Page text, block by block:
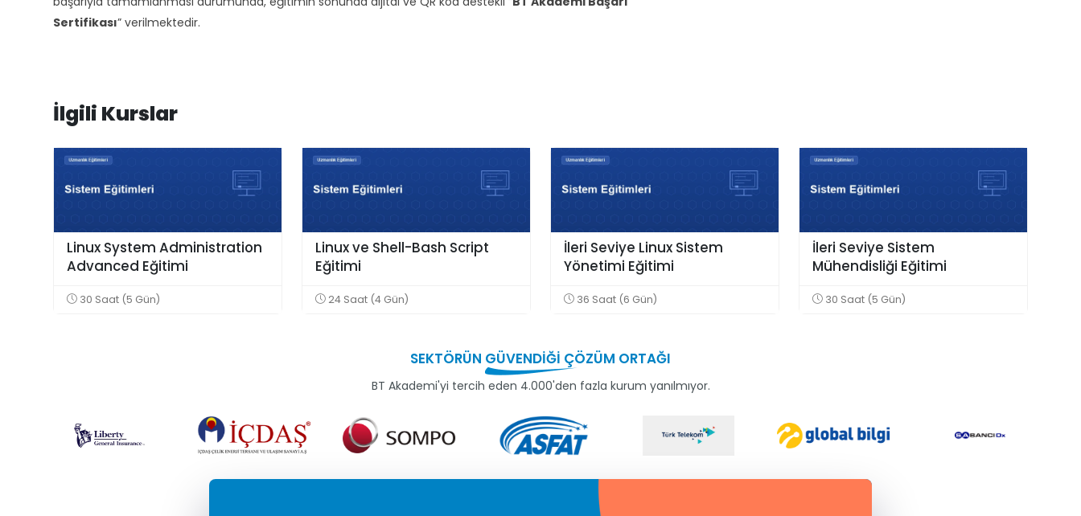
Sertifikası” verilmektedir.
İlgili Kurslar
Linux System Administration
Advanced Eğitimi
30 Saat (5 Gün)
Linux ve Shell-Bash Script
Eğitimi
24 Saat (4 Gün)
İleri Seviye Linux Sistem
Yönetimi Eğitimi
36 Saat (6 Gün)
İleri Seviye Sistem
Mühendisliği Eğitimi
30 Saat (5 Gün)
SEKTÖRÜN GÜVENDİĞİ ÇÖZÜM ORTAĞI
BT Akademi'yi tercih eden 4.000'den fazla kurum yanılmıyor.